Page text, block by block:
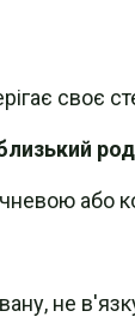
своє
або
не